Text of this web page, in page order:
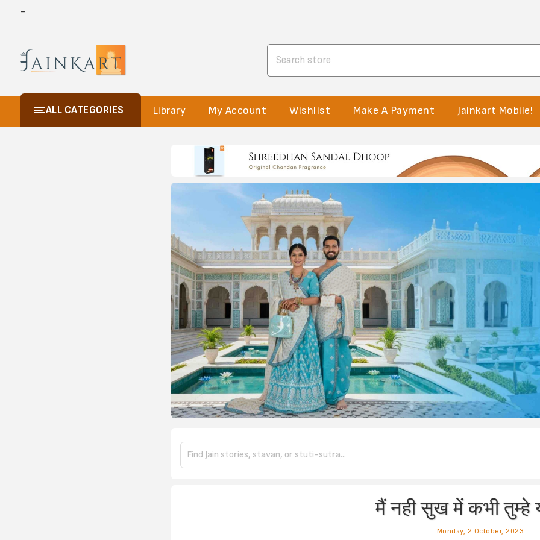
-
ALL CATEGORIES Library My Account Wishlist Make A Payment Jainkart Mobile!
मैं नही सुख में कभी तुम्हे
Monday, 2 October, 2023